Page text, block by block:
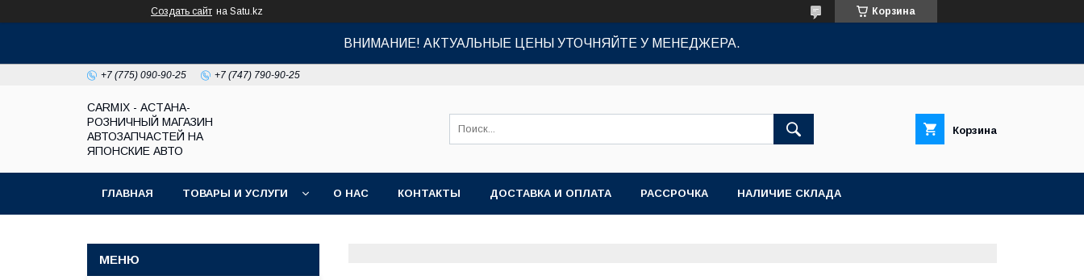
Создать сайт на Satu.kz Корзина
ВНИМАНИЕ! АКТУАЛЬНЫЕ ЦЕНЫ УТОЧНЯЙТЕ У МЕНЕДЖЕРА.
+7 (775) 090-90-25 +7 (747) 790-90-25
СARMIX - АСТАНА-
РОЗНИЧНЫЙ МАГАЗИН
АВТОЗАПЧАСТЕЙ НА
ЯПОНСКИЕ АВТО
Корзина
ГЛАВНАЯ ТОВАРЫ И УСЛУГИ О НАС КОНТАКТЫ ДОСТАВКА И ОПЛАТА РАССРОЧКА НАЛИЧИЕ СКЛАДА